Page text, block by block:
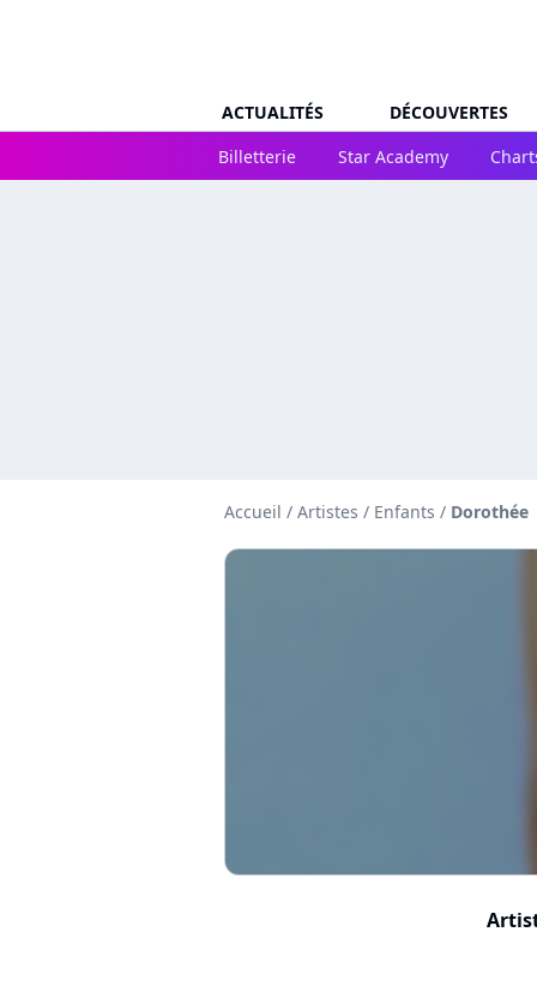
ACTUALITÉS
DÉCOUVERTES
Billetterie
Star Academy
Accueil / Artistes / Enfants / Dorothée